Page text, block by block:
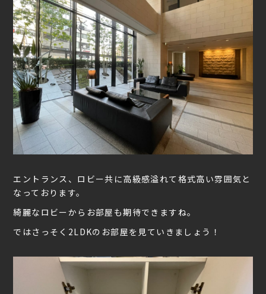
エントランス、ロビー共に高級感溢れて格式高い雰囲気と
なっております。
綺麗なロビーからお部屋も期待できますね。
ではさっそく2LDKのお部屋を見ていきましょう！